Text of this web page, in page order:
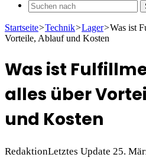
Startseite>Technik>Lager>Was ist
Vorteile, Ablauf und Kosten
Was ist
alles über
und Kosten
RedaktionLetztes Update 25.